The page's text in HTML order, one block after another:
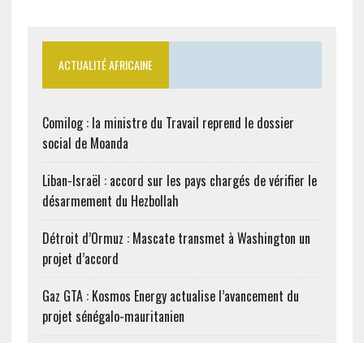
ACTUALITÉ AFRICAINE
Comilog : la ministre du Travail reprend le dossier
social de Moanda
Liban-Israël : accord sur les pays chargés de vérifier le
désarmement du Hezbollah
Détroit d’Ormuz : Mascate transmet à Washington un
projet d’accord
Gaz GTA : Kosmos Energy actualise l’avancement du
projet sénégalo-mauritanien